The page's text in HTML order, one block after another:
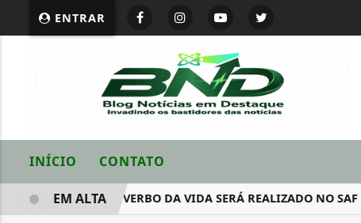
ENTRAR
INÍCIO CONTATO
DA IGREJA VERBO DA VIDA SERÁ REALIZADO NO SAF
EM ALTA